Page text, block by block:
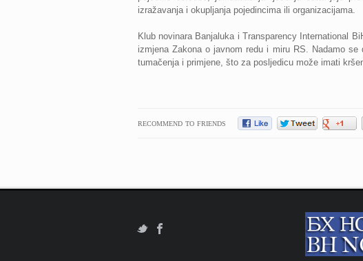
izražavanja i okupljanja pojedincima ili organizacijama.
Klub novinara Banjaluka i Transparency International
izmjena Zakona o javnom redu i miru RS. Nadamo
tumačenja i primjene, što za posljedicu može imati
RECOMMEND TO FRIENDS